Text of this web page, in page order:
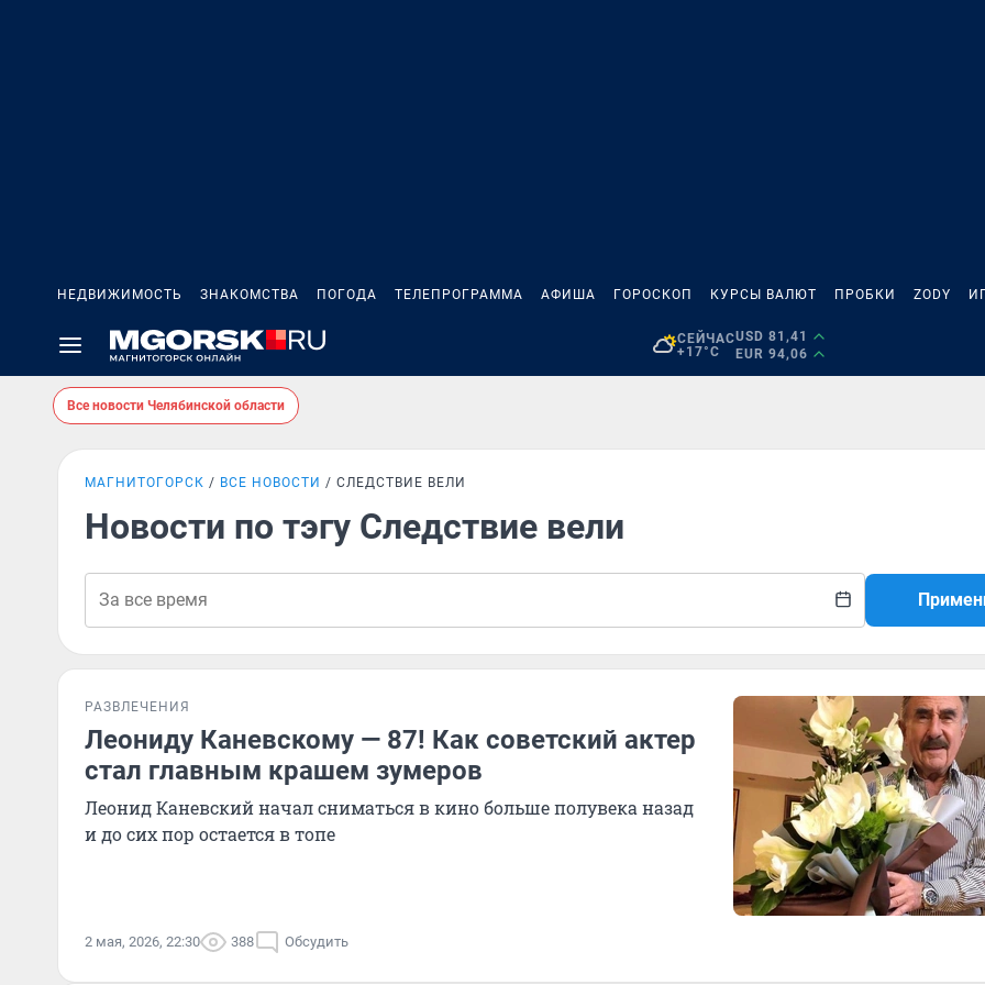
НЕДВИЖИМОСТЬ ЗНАКОМСТВА ПОГОДА ТЕЛЕПРОГРАММА АФИША ГОРОСКОП КУРСЫ ВАЛЮТ ПРОБКИ ZODY
СЕЙЧАС
+17°C
USD 81,41
EUR 94,06
Все новости Челябинской области
МАГНИТОГОРСК ВСЕ НОВОСТИ СЛЕДСТВИЕ ВЕЛИ
Новости по тэгу Следствие вели
РАЗВЛЕЧЕНИЯ
Леониду Каневскому — 87! Как советский актер
стал главным крашем зумеров
Леонид Каневский начал сниматься в кино больше полувека назад
и до сих пор остается в топе
2 мая, 2026, 22:30 388 Обсудить